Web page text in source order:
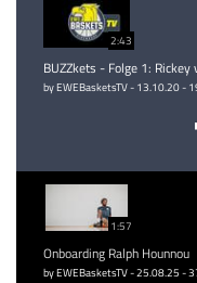
2:43
BUZZkets - Folge 1: Rickey
by EWEBasketsTV - 13.10.20 -
1:57
Onboarding Ralph Hounnou
by EWEBasketsTV - 25.08.25 -